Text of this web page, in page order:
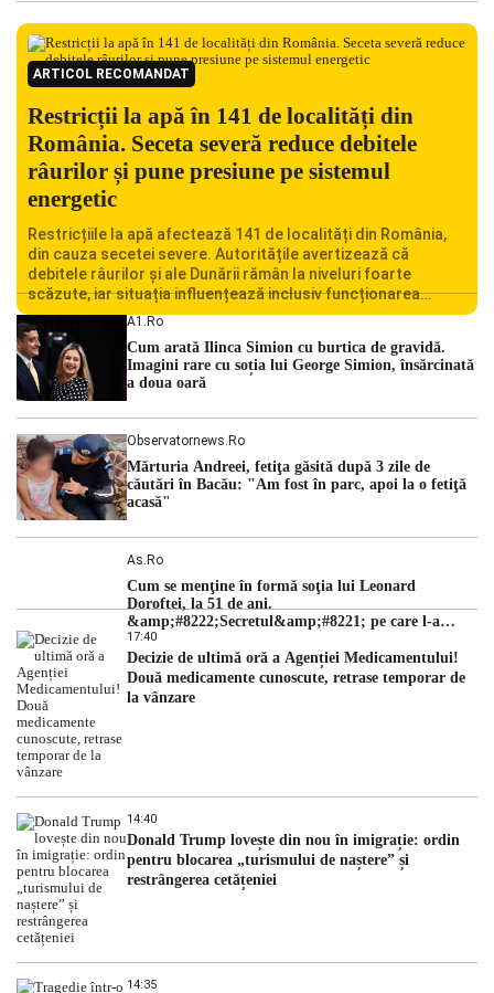
ARTICOL RECOMANDAT
Restricții la apă în 141 de localități din
România. Seceta severă reduce debitele
râurilor și pune presiune pe sistemul
energetic
Restricțiile la apă afectează 141 de localități din România,
din cauza secetei severe. Autoritățile avertizează că
debitele râurilor și ale Dunării rămân la niveluri foarte
scăzute, iar situația influențează inclusiv funcționarea
Centralei Nucleare de la Cernavodă. România se confruntă
cu una dintre cele mai dificile perioade din punct de vedere
hidrologic din ultimii ani. Lipsa […]
A1.ro
Cum arată Ilinca Simion cu burtica de gravidă.
Imagini rare cu soția lui George Simion, însărcinată
a doua oară
Observatornews.ro
Mărturia Andreei, fetiţa găsită după 3 zile de
căutări în Bacău: "Am fost în parc, apoi la o fetiţă
acasă"
As.ro
Cum se menţine în formă soţia lui Leonard
Doroftei, la 51 de ani.
&amp;#8222;Secretul&amp;#8221; pe care l-a
dezvăluit
17:40
Decizie de ultimă oră a Agenției Medicamentului!
Două medicamente cunoscute, retrase temporar de
la vânzare
14:40
Donald Trump lovește din nou în imigrație: ordin
pentru blocarea „turismului de naștere” și
restrângerea cetățeniei
14:35